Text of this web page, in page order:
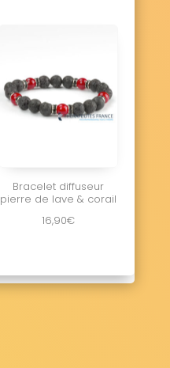
Bracelet diffuseur
pierre de lave & corail
16,90€